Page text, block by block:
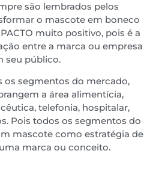
são lembrados pelos
o mascote em boneco
muito positivo, pois é a
entre a marca ou empresa
seu público.
segmentos do mercado,
a área alimentícia,
telefonia, hospitalar,
Pois todos os segmentos do
mascote como estratégia de
marca ou conceito.